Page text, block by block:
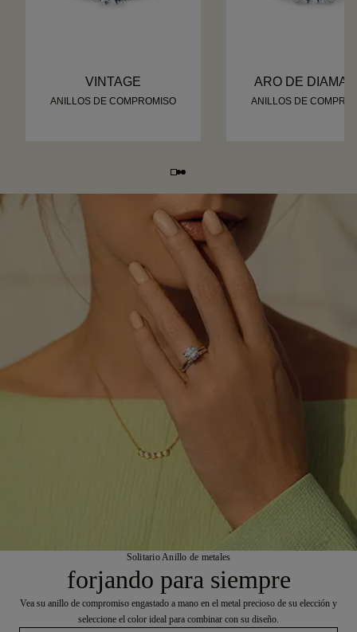
VINTAGE
ANILLOS DE COMPROMISO
ARO DE
ANILLOS DE
Solitario Anillo de metales
forjando para siempre
Vea su anillo de compromiso engastado a mano en el metal precioso de su elección y
seleccione el color ideal para combinar con su diseño.